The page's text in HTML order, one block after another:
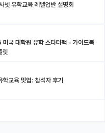
유학교육 레벨업반 설명회
릿
교육 밋업: 참석자 후기